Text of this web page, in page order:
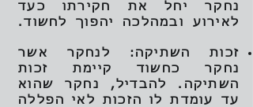
נחקר יחל את חקירתו כעד
לאירוע ובמהלכה יהפוך לחשוד.
זכות השתיקה: לנחקר אשר
נחקר כחשוד קיימת זכות
השתיקה. להבדיל, נחקר שהוא
עד עומדת לו הזכות לאי הפללה